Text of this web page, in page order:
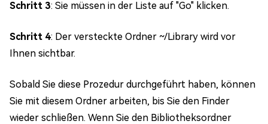
Schritt 3: Sie müssen in der Liste auf "Go" klicken.
Schritt 4: Der versteckte Ordner ~/Library wird vor
Ihnen sichtbar.
Sobald Sie diese Prozedur durchgeführt haben, können
Sie mit diesem Ordner arbeiten, bis Sie den Finder
wieder schließen. Wenn Sie den Bibliotheksordner